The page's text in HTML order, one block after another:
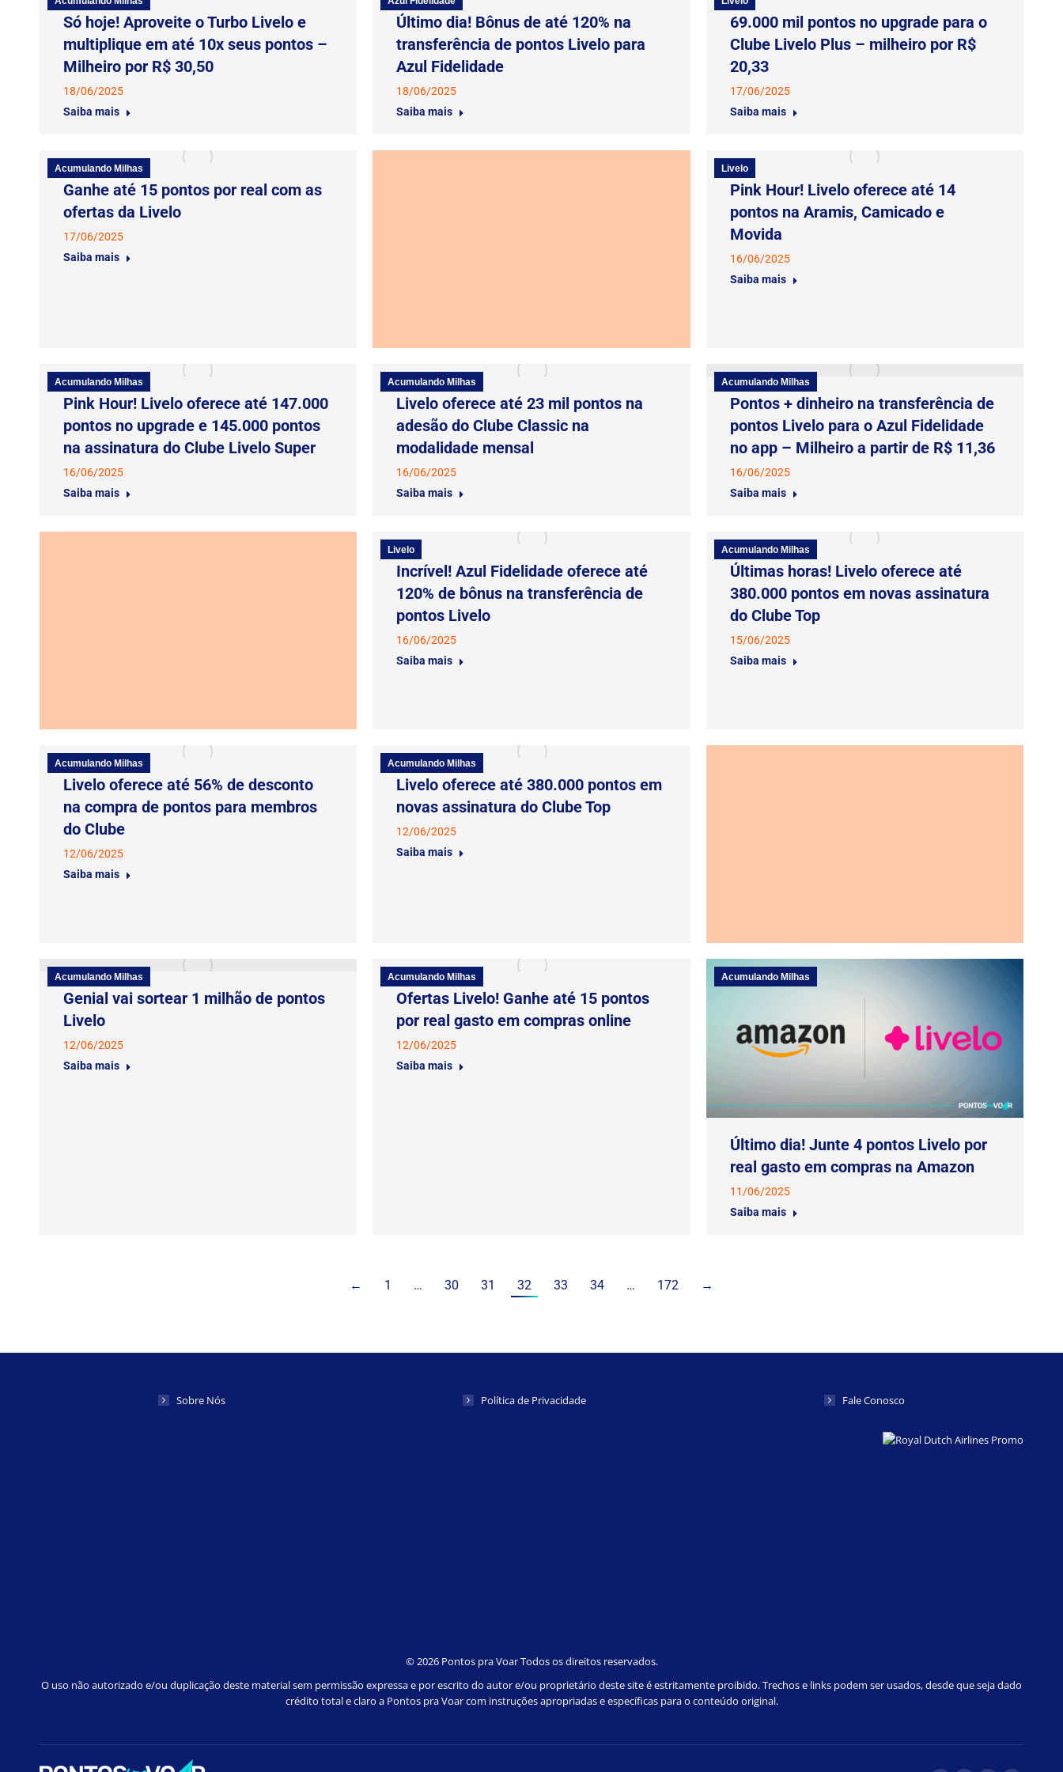
Só hoje! Aproveite o Turbo Livelo e
multiplique em até 10x seus pontos –
Milheiro por R$ 30,50
18/06/2025
Saiba mais
Último dia! Bônus de até 120% na
transferência de pontos Livelo para
Azul Fidelidade
18/06/2025
Saiba mais
69.000 mil pontos no upgrade para o
Clube Livelo Plus – milheiro por R$
20,33
17/06/2025
Saiba mais
Acumulando Milhas
Ganhe até 15 pontos por real com as
ofertas da Livelo
17/06/2025
Saiba mais
Livelo
Pink Hour! Livelo oferece até 14
pontos na Aramis, Camicado e
Movida
16/06/2025
Saiba mais
Acumulando Milhas
Pink Hour! Livelo oferece até 147.000
pontos no upgrade e 145.000 pontos
na assinatura do Clube Livelo Super
16/06/2025
Saiba mais
Acumulando Milhas
Livelo oferece até 23 mil pontos na
adesão do Clube Classic na
modalidade mensal
16/06/2025
Saiba mais
Acumulando Milhas
Pontos + dinheiro na transferência de
pontos Livelo para o Azul Fidelidade
no app – Milheiro a partir de R$ 11,36
16/06/2025
Saiba mais
Livelo
Incrível! Azul Fidelidade oferece até
120% de bônus na transferência de
pontos Livelo
16/06/2025
Saiba mais
Acumulando Milhas
Últimas horas! Livelo oferece até
380.000 pontos em novas assinatura
do Clube Top
15/06/2025
Saiba mais
Acumulando Milhas
Livelo oferece até 56% de desconto
na compra de pontos para membros
do Clube
12/06/2025
Saiba mais
Acumulando Milhas
Livelo oferece até 380.000 pontos em
novas assinatura do Clube Top
12/06/2025
Saiba mais
Acumulando Milhas
Genial vai sortear 1 milhão de pontos
Livelo
12/06/2025
Saiba mais
Acumulando Milhas
Ofertas Livelo! Ganhe até 15 pontos
por real gasto em compras online
12/06/2025
Saiba mais
Acumulando Milhas
Último dia! Junte 4 pontos Livelo por
real gasto em compras na Amazon
11/06/2025
Saiba mais
← 1 … 30 31 32 33 34 … 172 →
Sobre Nós Política de Privacidade Fale Conosco
©2026 Pontos pra Voar Todos os direitos reservados.
O uso não autorizado e/ou duplicação deste material sem permissão expressa e por escrito do autor e/ou proprietário deste site é estritamente proibido. Trechos e links podem ser usados, desde que seja dado
crédito total e claro a Pontos pra Voar com instruções apropriadas e específicas para o conteúdo original.